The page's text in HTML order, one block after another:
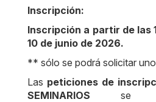
Inscripción:
Inscripción a partir de las
10 de junio de 2026.
** sólo se podrá solicitar
Las peticiones de
SEMINARIOS se